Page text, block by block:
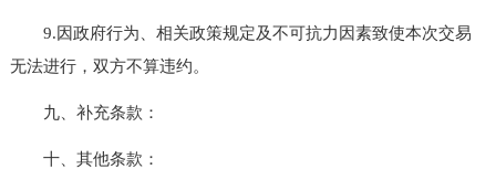
9.因政府行为、相关政策规定及不可抗力因素致使本次交易
无法进行，双方不算违约。
九、补充条款：
十、其他条款：